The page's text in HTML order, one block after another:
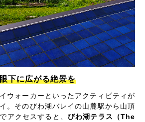
下に広がる絶景を
ウォーカーといったアクティビティが
。そのびわ湖バレイの山麓駅から山頂
アクセスすると、 びわ湖テラス（The